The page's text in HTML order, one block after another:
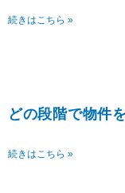
続きはこちら »
どの段階で物件
続きはこちら »